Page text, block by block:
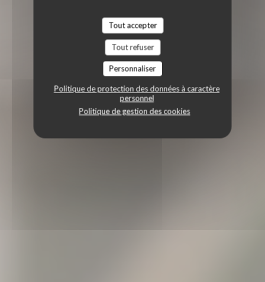
Tout accepter
Tout refuser
Personnaliser
Politique de protection des données à caractère
personnel
Politique de gestion des cookies